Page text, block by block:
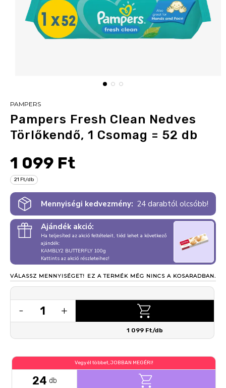
PAMPERS
Pampers Fresh Clean Nedves
Törlőkendő, 1 Csomag = 52 db
1 099 Ft
21 Ft/db
Mennyiségi kedvezmény: 24 darabtól olcsóbb!
Ajándék akció:
Ha teljesíted az akció feltételeit, tiéd lehet a következő
ajándék:
KAMBLY2 BUTTERFLY 100g
Kattints az akció részleteihez!
VÁLASSZ MENNYISÉGET! EZ A TERMÉK MÉG NINCS A KOSARADBAN.
- 1 +
1 099 Ft/db
Vegyél többet, JOBBAN MEGÉRI!
24 db